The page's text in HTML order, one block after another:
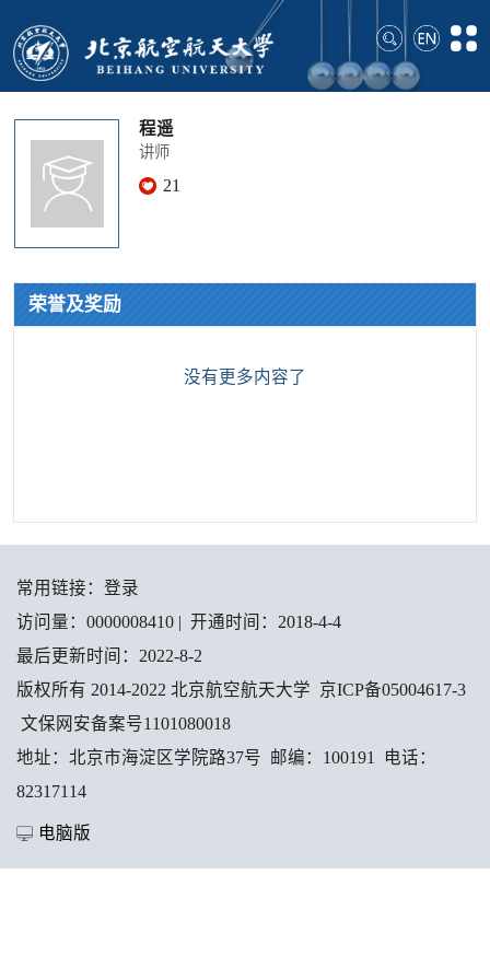
程遥
讲师
21
荣誉及奖励
没有更多内容了
常用链接： 登录
访问量： 0000008410| 开通时间： 2018-4-4
最后更新时间： 2022-8-2
版权所有 2014-2022 北京航空航天大学 京ICP备05004617-3
文保网安备案号1101080018
地址：北京市海淀区学院路37号 邮编：100191 电话：
82317114
电脑版